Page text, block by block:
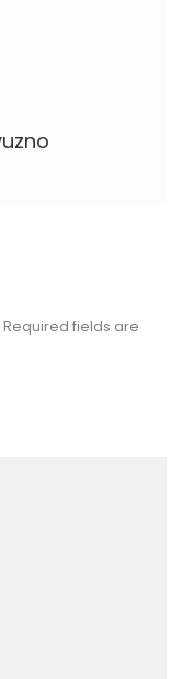
Required fields are